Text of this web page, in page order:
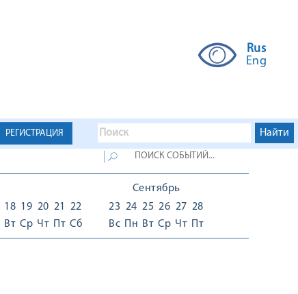
Rus
Eng
РЕГИСТРАЦИЯ
18
Вт
19
Ср
20
Чт
21
Пт
22
Сб
Сентябрь
23
Вс
24
Пн
25
Вт
26
Ср
27
Чт
28
Пт